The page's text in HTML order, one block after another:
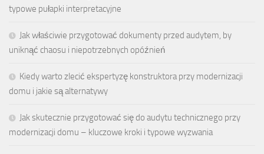
typowe pułapki interpretacyjne
Jak właściwie przygotować dokumenty przed audytem, by
uniknąć chaosu i niepotrzebnych opóźnień
Kiedy warto zlecić ekspertyzę konstruktora przy modernizacji
domu i jakie są alternatywy
Jak skutecznie przygotować się do audytu technicznego przy
modernizacji domu – kluczowe kroki i typowe wyzwania